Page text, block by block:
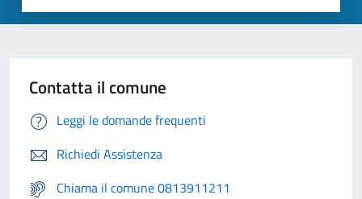
Contatta il comune
Leggi le domande frequenti
Richiedi Assistenza
Chiama il comune 0813911211